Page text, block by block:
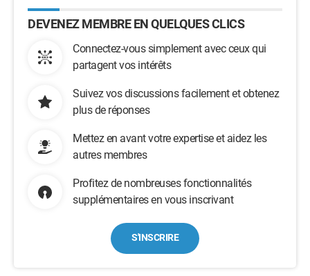
DEVENEZ MEMBRE EN QUELQUES CLICS
Connectez-vous simplement avec ceux qui
partagent vos intérêts
Suivez vos discussions facilement et obtenez
plus de réponses
Mettez en avant votre expertise et aidez les
autres membres
Profitez de nombreuses fonctionnalités
supplémentaires en vous inscrivant
S'INSCRIRE